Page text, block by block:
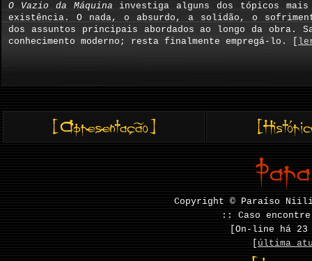
O Vazio da Máquina investiga alguns dos tópicos
existência. O nada, o absurdo, a solidão, o
dos assuntos principais abordados ao longo da obra.
conhecimento moderno; resta finalmente empregá-lo. [
Copyright © Paraíso
:: Caso
[On-line há
última